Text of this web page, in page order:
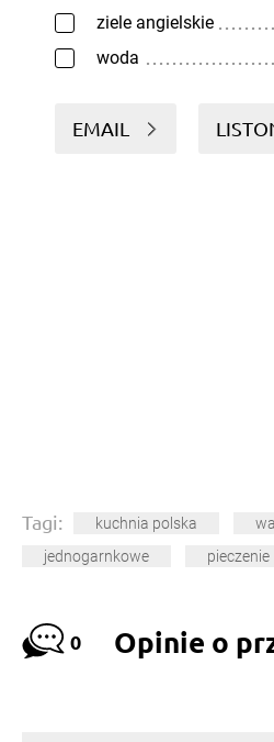
ziele angielskie
woda
EMAIL
Tagi: kuchnia polska
jednogarnkowe
pieczenie
0 Opinie o